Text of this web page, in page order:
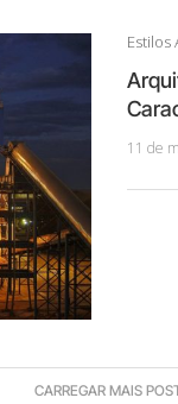
11 de
CARREGAR MAIS